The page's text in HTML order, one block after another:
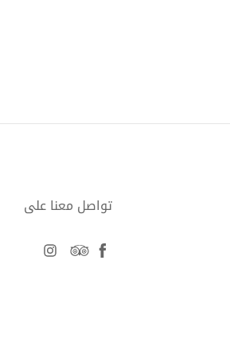
تواصل معنا على
facebook
tripadvisor